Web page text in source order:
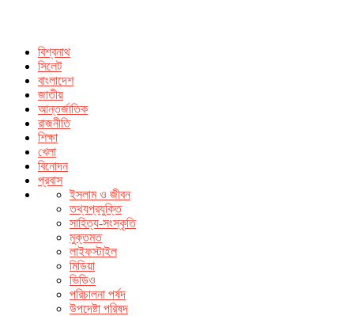
বিশ্বনাথ
সিলেট
বাংলাদেশ
জাতীয়
আন্তর্জাতিক
রাজনীতি
শিক্ষা
খেলা
বিনোদন
প্রবাস
ইসলাম ও জীবন
তথ্যপ্রযুক্তি
সাহিত্য-সংস্কৃতি
মুক্তমত
লাইফস্টাইল
মিডিয়া
ভিডিও
পরিচালনা পর্ষদ
উপদেষ্টা পরিষদ